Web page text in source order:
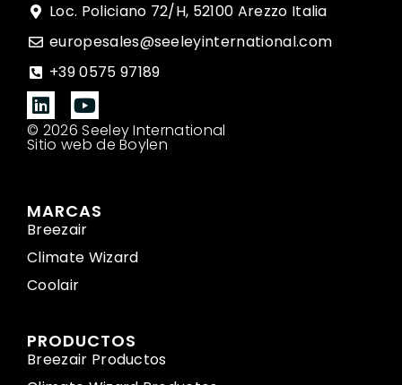
Loc. Policiano 72/H, 52100 Arezzo Italia
europesales@seeleyinternational.com
+39 0575 97189
© 2026 Seeley International
Sitio web de Boylen
MARCAS
Breezair
Climate Wizard
Coolair
PRODUCTOS
Breezair Productos